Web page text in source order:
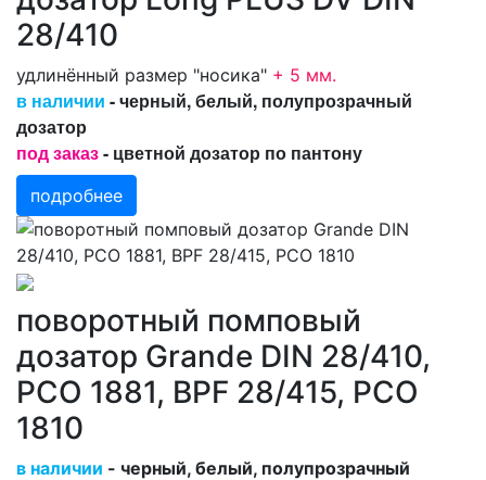
28/410
удлинённый размер "носика" + 5 мм.
в наличии - черный, белый, полупрозрачный
дозатор
под заказ- цветной дозатор по пантону
подробнее
поворотный помповый
дозатор Grande DIN 28/410,
PCO 1881, BPF 28/415, PCO
1810
в наличии - черный, белый, полупрозрачный